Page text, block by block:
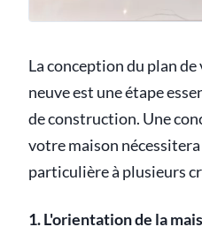
La conception du plan
neuve est une étape
de construction. Une
votre maison
particulière à plusieurs
1. L'orientation de la